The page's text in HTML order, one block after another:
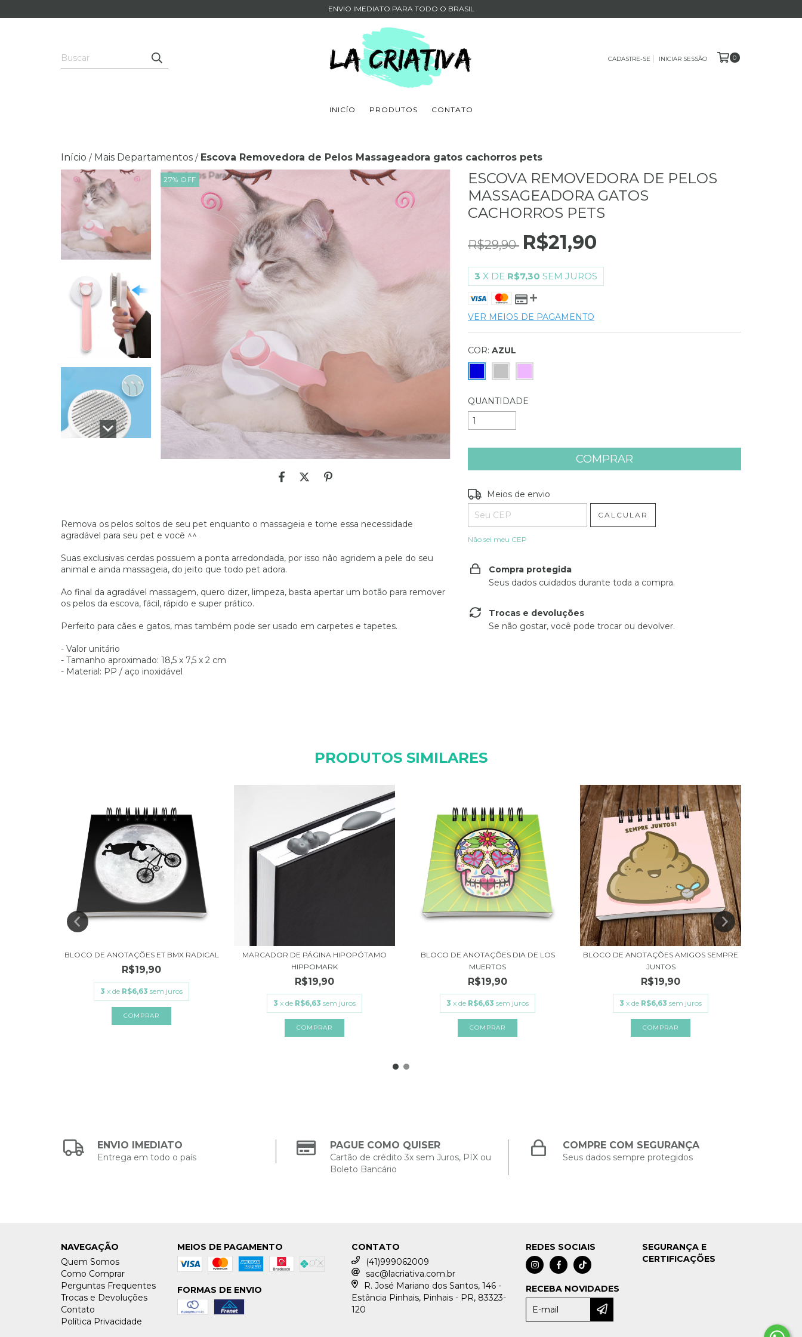
ENVIO IMEDIATO PARA TODO O BRASIL
CADASTRE-SE INICIAR SESSÃO 0
INICÍO PRODUTOS CONTATO
Início / Mais Departamentos / Escova Removedora de Pelos Massageadora gatos cachorros pets
27% OFF
Remova os pelos soltos de seu pet enquanto o massageia e torne essa necessidade
agradável para seu pet e você ^^
Suas exclusivas cerdas possuem a ponta arredondada, por isso não agridem a pele do seu
animal e ainda massageia, do jeito que todo pet adora.
Ao final da agradável massagem, quero dizer, limpeza, basta apertar um botão para remover
os pelos da escova, fácil, rápido e super prático.
Perfeito para cães e gatos, mas também pode ser usado em carpetes e tapetes.
- Valor unitário
- Tamanho aproximado: 18,5 x 7,5 x 2 cm
- Material: PP / aço inoxidável
ESCOVA REMOVEDORA DE PELOS
MASSAGEADORA GATOS
CACHORROS PETS
R$29,90 R$21,90
3 X DE R$7,30 SEM JUROS
VER MEIOS DE PAGAMENTO
COR: AZUL
QUANTIDADE
Entregas para o CEP:
Meios de envio
CALCULAR
Não sei meu CEP
Compra protegida
Seus dados cuidados durante toda a compra.
Trocas e devoluções
Se não gostar, você pode trocar ou devolver.
PRODUTOS SIMILARES
BLOCO DE ANOTAÇÕES ET BMX RADICAL
R$19,90
3 x de R$6,63 sem juros
MARCADOR DE PÁGINA HIPOPÓTAMO
HIPPOMARK
R$19,90
3 x de R$6,63 sem juros
BLOCO DE ANOTAÇÕES DIA DE LOS
MUERTOS
R$19,90
3 x de R$6,63 sem juros
BLOCO DE ANOTAÇÕES AMIGOS SEMPRE
JUNTOS
R$19,90
3 x de R$6,63 sem juros
ENVIO IMEDIATO
Entrega em todo o país
PAGUE COMO QUISER
Cartão de crédito 3x sem Juros, PIX ou
Boleto Bancário
COMPRE COM SEGURANÇA
Seus dados sempre protegidos
NAVEGAÇÃO
Quem Somos
Como Comprar
Perguntas Frequentes
Trocas e Devoluções
Contato
Política Privacidade
MEIOS DE PAGAMENTO
FORMAS DE ENVIO
CONTATO
(41)999062009
sac@lacriativa.com.br
R. José Mariano dos Santos, 146 -
Estância Pinhais, Pinhais - PR, 83323-
120
REDES SOCIAIS
RECEBA NOVIDADES
SEGURANÇA E
CERTIFICAÇÕES